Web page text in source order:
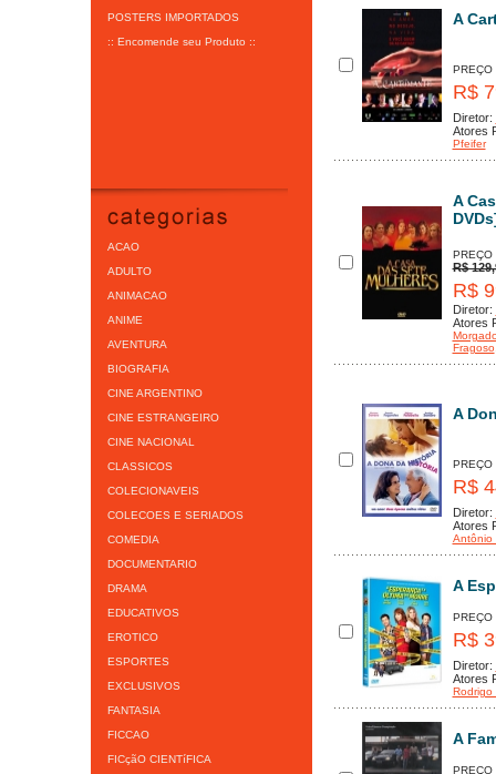
POSTERS IMPORTADOS
:: Encomende seu Produto ::
ACAO
ADULTO
ANIMACAO
ANIME
AVENTURA
BIOGRAFIA
CINE ARGENTINO
CINE ESTRANGEIRO
CINE NACIONAL
CLASSICOS
COLECIONAVEIS
COLECOES E SERIADOS
COMEDIA
DOCUMENTARIO
DRAMA
EDUCATIVOS
EROTICO
ESPORTES
EXCLUSIVOS
FANTASIA
FICCAO
FICçãO CIENTíFICA
A
PREÇO
R$
Diretor:
Atores
Pfeifer
A
PREÇO
R$
R$
Diretor:
Atores
Fragoso
A
PREÇO
R$
Diretor:
Atores
Antônio
A
PREÇO
R$
Diretor:
Atores
Rodrigo
A
PREÇO